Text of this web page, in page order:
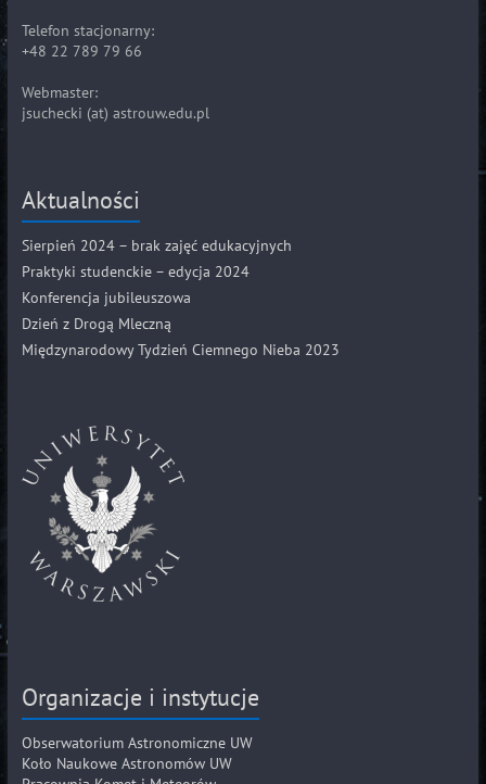
Telefon stacjonarny:
+48 22 789 79 66
Webmaster:
jsuchecki (at) astrouw.edu.pl
Aktualności
Sierpień 2024 – brak zajęć edukacyjnych
Praktyki studenckie – edycja 2024
Konferencja jubileuszowa
Dzień z Drogą Mleczną
Międzynarodowy Tydzień Ciemnego Nieba 2023
Organizacje i instytucje
Obserwatorium Astronomiczne UW
Koło Naukowe Astronomów UW